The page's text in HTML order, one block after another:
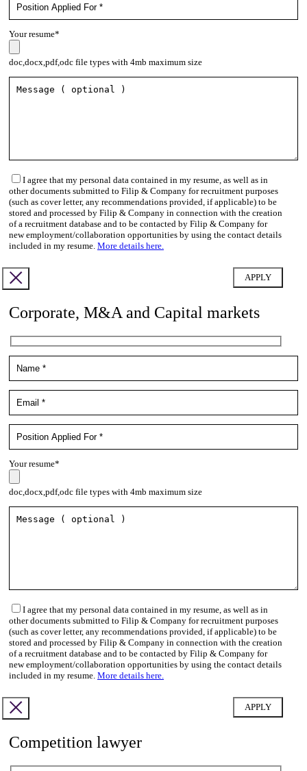
Your resume*
doc,docx,pdf,odc file types with 4mb maximum size
I agree that my personal data contained in my resume, as well as in
other documents submitted to Filip & Company for recruitment purposes
(such as cover letter, any recommendations provided, if applicable) to be
stored and processed by Filip & Company in connection with the creation
of a recruitment database and to be contacted by Filip & Company for
new employment/collaboration opportunities by using the contact details
included in my resume. More details here.
Corporate, M&A and Capital markets
Your resume*
doc,docx,pdf,odc file types with 4mb maximum size
I agree that my personal data contained in my resume, as well as in
other documents submitted to Filip & Company for recruitment purposes
(such as cover letter, any recommendations provided, if applicable) to be
stored and processed by Filip & Company in connection with the creation
of a recruitment database and to be contacted by Filip & Company for
new employment/collaboration opportunities by using the contact details
included in my resume. More details here.
Competition lawyer